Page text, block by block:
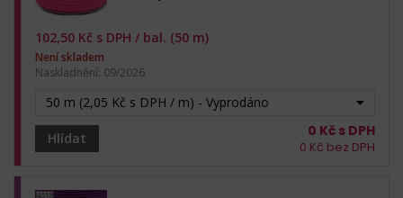
50 m (2,05 Kč s DPH / m) - Vyprodáno
Hlídat
102,50 Kč s DPH / bal. (50 m)
Není skladem
Naskladnění: 09/2026
0 Kč s DPH
0 Kč bez DPH